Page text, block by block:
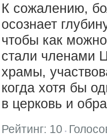
К сожалению,
осознает
чтобы как
стали членами
храмы,
когда хотя бы
в церковь и
Рейтинг: 10